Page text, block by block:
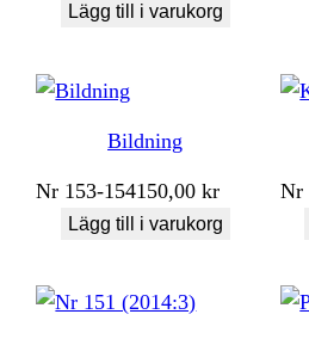
Lägg till i varukorg
Bildning
Nr 153-154150,00kr
Lägg till i varukorg
Nr